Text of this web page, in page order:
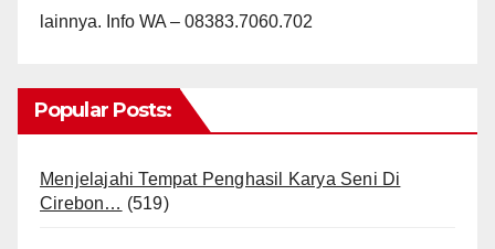
lainnya. Info WA – 08383.7060.702
Popular Posts:
Menjelajahi Tempat Penghasil Karya Seni Di
Cirebon… (519)